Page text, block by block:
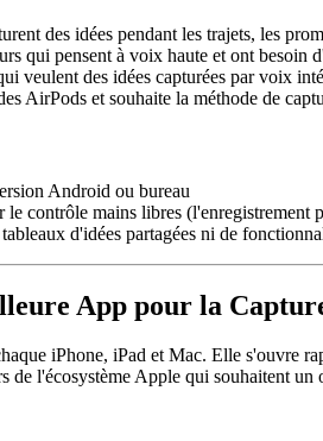
des idées pendant les trajets, les
qui pensent à voix haute et ont besoin
veulent des idées capturées par voix
AirPods et souhaite la méthode de
Android ou bureau
le contrôle mains libres (l'enregistrement
d'idées partagées ni de
App pour la
iPhone, iPad et Mac. Elle s'ouvre
de l'écosystème Apple qui souhaitent